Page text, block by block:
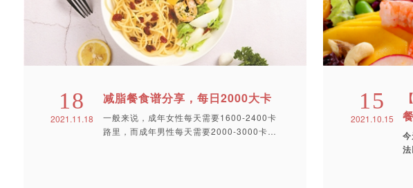
18
2021.11.18
减脂餐食谱分享，每日2000大卡
一般来说，成年女性每天需要1600-2400卡
路里，而成年男性每天需要2000-3000卡路
15
2021.10.15